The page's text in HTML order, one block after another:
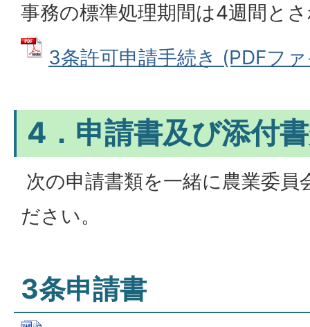
事務の標準処理期間は4週間と
3条許可申請手続き (PDFフ
4．申請書及び添付
次の申請書類を一緒に農業委員
ださい。
3条申請書